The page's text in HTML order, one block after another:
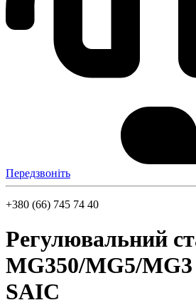
Передзвоніть
+380 (66) 745 74 40
Регулювальний
MG350/MG5/
SAIC